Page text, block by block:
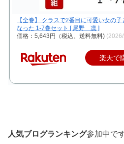
【全巻】 クラスで2番目に可愛い女の
なった 1-7巻セット [ 尾野 凛 ]
価格：5,643円（税込、送料無料)
楽天で
人気ブログランキング参加中で